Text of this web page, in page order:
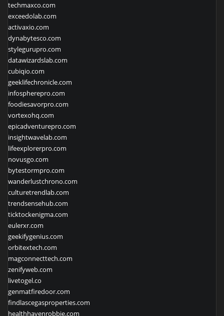
techmaxco.com
exceedolab.com
activaxio.com
dynabytesco.com
stylegurupro.com
datawizardslab.com
cubiqio.com
geeklifechronicle.com
infospherepro.com
foodiesavorpro.com
vortexohq.com
epicadventurepro.com
insightwavelab.com
lifeexplorerpro.com
novusgo.com
bytestormpro.com
wanderlustchrono.com
culturetrendlab.com
trendsensehub.com
ticktockenigma.com
eulerxr.com
geekifygenius.com
orbitextech.com
magconnecttech.com
zenifyweb.com
livetogel.co
genmatfiredoor.com
findlascegasproperties.com
healthhavenrobbie.com